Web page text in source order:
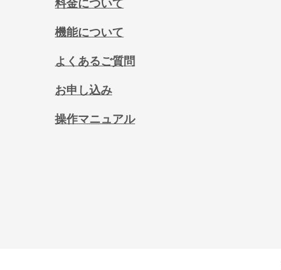
料金について
機能について
よくあるご質問
お申し込み
操作マニュアル